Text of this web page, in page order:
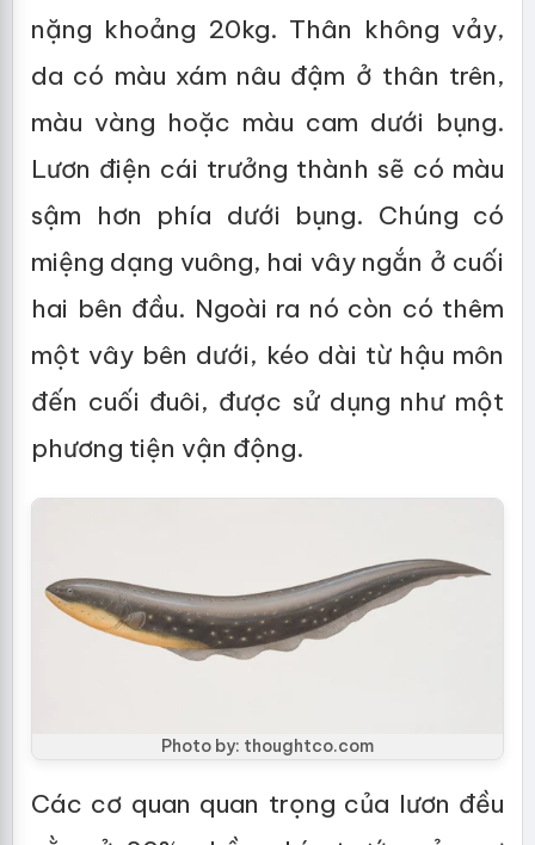
nặng khoảng 20kg. Thân không vảy,
da có màu xám nâu đậm ở thân trên,
màu vàng hoặc màu cam dưới bụng.
Lươn điện cái trưởng thành sẽ có màu
sậm hơn phía dưới bụng. Chúng có
miệng dạng vuông, hai vây ngắn ở cuối
hai bên đầu. Ngoài ra nó còn có thêm
một vây bên dưới, kéo dài từ hậu môn
đến cuối đuôi, được sử dụng như một
phương tiện vận động.
Photo by: thoughtco.com
Các cơ quan quan trọng của lươn đều